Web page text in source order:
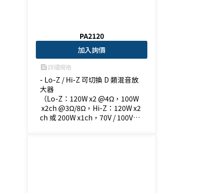
PA2120
加入詢價
feed詳細規格
- Lo-Z / Hi-Z 可切換 D 類混音放
大器
（Lo-Z：120W x2 @4Ω，100W
x2ch @3Ω/8Ω，Hi-Z：120W x2
ch 或 200W x1ch，70V / 100V）